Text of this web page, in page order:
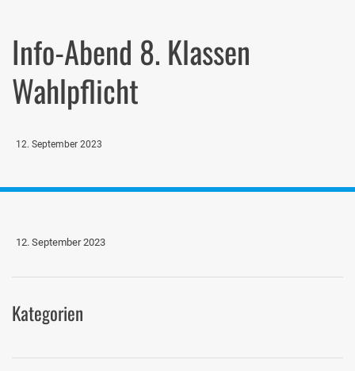
Info-Abend 8. Klassen
Wahlpflicht
12. September 2023
12. September 2023
Kategorien